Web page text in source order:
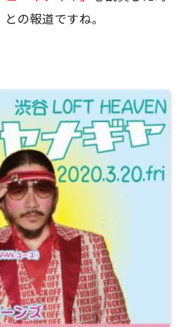
の報道ですね。